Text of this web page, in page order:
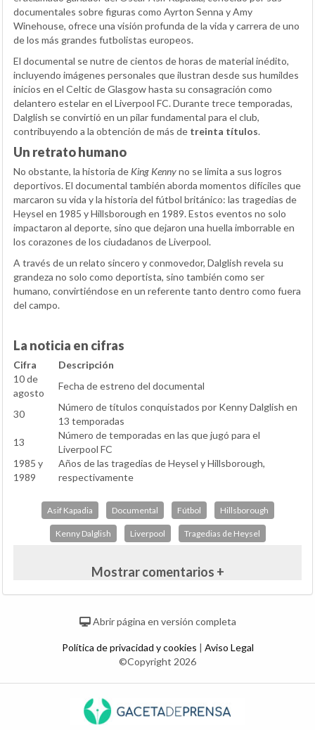
documentales sobre figuras como Ayrton Senna y Amy
Winehouse, ofrece una visión profunda de la vida y carrera de uno
de los más grandes futbolistas europeos.
El documental se nutre de cientos de horas de material inédito,
incluyendo imágenes personales que ilustran desde sus humildes
inicios en el Celtic de Glasgow hasta su consagración como
delantero estelar en el Liverpool FC. Durante trece temporadas,
Dalglish se convirtió en un pilar fundamental para el club,
contribuyendo a la obtención de más de treinta títulos.
Un retrato humano
No obstante, la historia de King Kennyno se limita a sus logros
deportivos. El documental también aborda momentos difíciles que
marcaron su vida y la historia del fútbol británico: las tragedias de
Heysel en 1985 y Hillsborough en 1989. Estos eventos no solo
impactaron al deporte, sino que dejaron una huella imborrable en
los corazones de los ciudadanos de Liverpool.
A través de un relato sincero y conmovedor, Dalglish revela su
grandeza no solo como deportista, sino también como ser
humano, convirtiéndose en un referente tanto dentro como fuera
del campo.
La noticia en cifras
Cifra
Descripción
10 de
agosto
Fecha de estreno del documental
30
Número de títulos conquistados por Kenny Dalglish en
13 temporadas
13
Número de temporadas en las que jugó para el
Liverpool FC
1985 y
1989
Años de las tragedias de Heysel y Hillsborough,
respectivamente
Asif Kapadia Documental Fútbol Hillsborough
Kenny Dalglish Liverpool Tragedias de Heysel
Mostrar comentarios +
Abrir página en versión completa
Política de privacidad y cookies | Aviso Legal
©Copyright 2026